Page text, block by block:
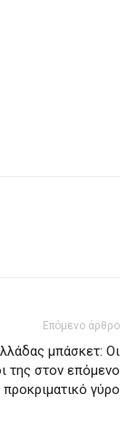
Επόμενο άρθρο
μπάσκετ: Οι
της στον επόμενο
προκριματικό γύρο